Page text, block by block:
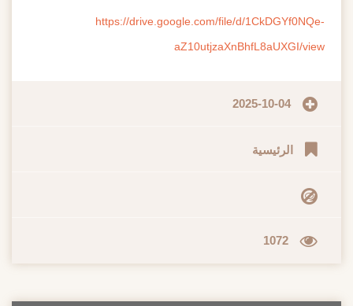
https://drive.google.com/file/d/1CkDGYf0NQe-
aZ10utjzaXnBhfL8aUXGI/view
2025-10-04
الرئيسية
1072